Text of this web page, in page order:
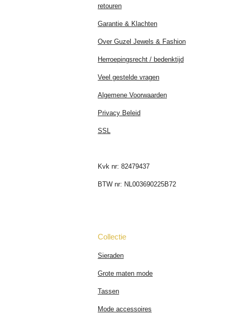
retouren
Garantie & Klachten
Over Guzel Jewels & Fashion
Herroepingsrecht / bedenktijd
Veel gestelde vragen
Algemene Voorwaarden
Privacy Beleid
SSL
Kvk nr: 82479437
BTW nr: NL003690225B72
Collectie
Sieraden
Grote maten mode
Tassen
Mode accessoires